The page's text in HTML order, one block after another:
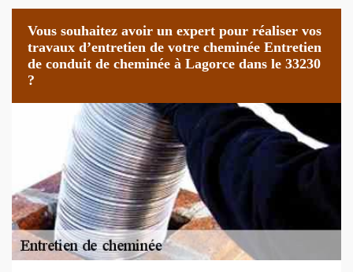
Vous souhaitez avoir un expert pour réaliser vos
travaux d’entretien de votre cheminée Entretien
de conduit de cheminée à Lagorce dans le 33230
?